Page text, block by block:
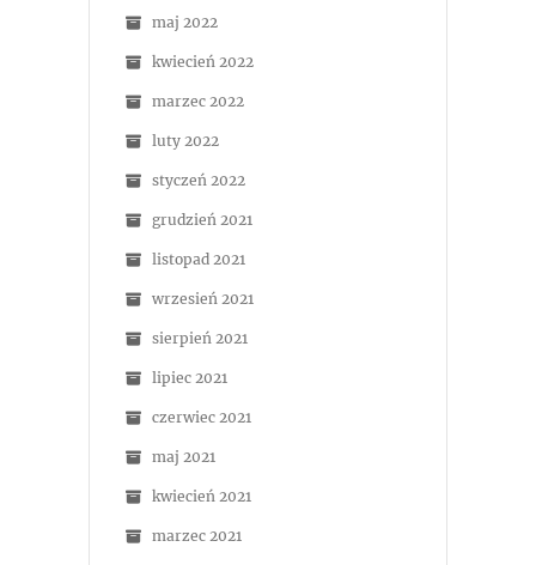
maj 2022
kwiecień 2022
marzec 2022
luty 2022
styczeń 2022
grudzień 2021
listopad 2021
wrzesień 2021
sierpień 2021
lipiec 2021
czerwiec 2021
maj 2021
kwiecień 2021
marzec 2021